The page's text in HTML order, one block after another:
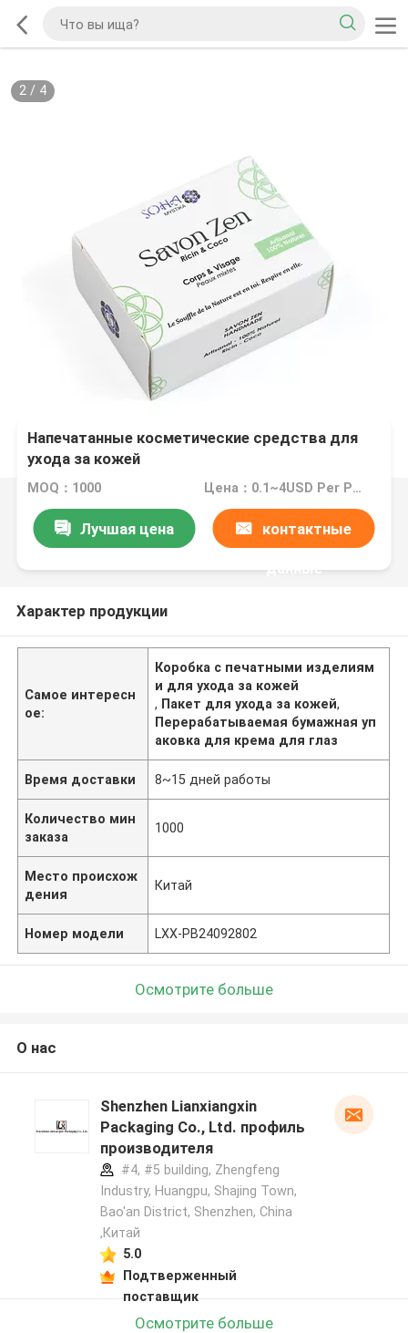
2/ 4
Напечатанные косметические средства для
ухода за кожей
MOQ：1000 Цена：0.1~4USD Per Pcs
Лучшая цена контактные
данные
Характер продукции
Самое интересн
ое:
Коробка с печатными изделиям
и для ухода за кожей
, Пакет для ухода за кожей,
Перерабатываемая бумажная уп
аковка для крема для глаз
Время доставки 8~15 дней работы
Количество мин
заказа
1000
Место происхож
дения
Китай
Номер модели LXX-PB24092802
Осмотрите больше
О нас
Shenzhen Lianxiangxin
Packaging Co., Ltd. профиль
производителя
#4, #5 building, Zhengfeng
Industry, Huangpu, Shajing Town,
Bao'an District, Shenzhen, China
,Китай
5.0
Подтверженный
поставщик
Осмотрите больше